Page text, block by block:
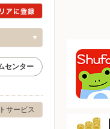
センター
サービス